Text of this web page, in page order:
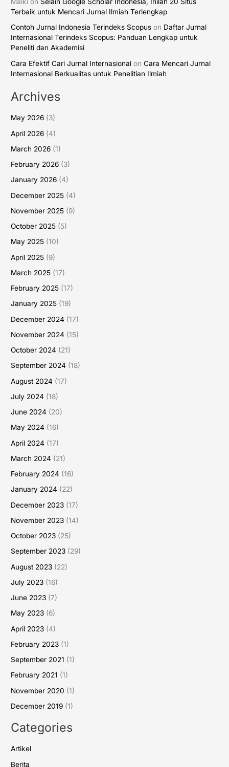
Terbaik untuk Mencari Jurnal Ilmiah Terlengkap
Contoh Jurnal Indonesia Terindeks Scopus on Daftar Jurnal
Internasional Terindeks Scopus: Panduan Lengkap untuk
Peneliti dan Akademisi
Cara Efektif Cari Jurnal Internasional onCara Mencari Jurnal
Internasional Berkualitas untuk Penelitian Ilmiah
Archives
May 2026 (3)
April 2026 (4)
March 2026 (1)
February 2026 (3)
January 2026 (4)
December 2025 (4)
November 2025 (9)
October 2025 (5)
May 2025 (10)
April 2025 (9)
March 2025 (17)
February 2025 (17)
January 2025 (19)
December 2024 (17)
November 2024 (15)
October 2024 (21)
September 2024 (18)
August 2024 (17)
July 2024 (18)
June 2024 (20)
May 2024 (16)
April 2024 (17)
March 2024 (21)
February 2024 (16)
January 2024 (22)
December 2023 (17)
November 2023 (14)
October 2023 (25)
September 2023 (29)
August 2023 (22)
July 2023 (16)
June 2023 (7)
May 2023 (6)
April 2023 (4)
February 2023 (1)
September 2021 (1)
February 2021 (1)
November 2020 (1)
December 2019 (1)
Categories
Artikel
Berita